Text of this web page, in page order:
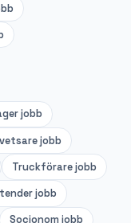
jobb
jobb
Truckförarejobb
jobb
Socionom jobb